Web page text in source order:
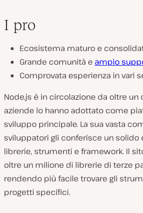
I pro
Ecosistema maturo e
Grande comunità e ampio
Comprovata esperienza in vari
Node.js è in circolazione da oltre
aziende lo hanno adottato come
sviluppo principale. La sua vasta
sviluppatori gli conferisce un solido
librerie, strumenti e framework. Il
oltre un milione di librerie di terze
rendendo più facile trovare gli
progetti specifici.